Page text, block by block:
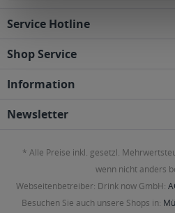
Service Hotline
Shop Service
Information
Newsletter
* Alle Preise inkl. gesetzl.
wenn nicht anders
Webseitenbetreiber: Drink now GmbH:
Besuchen Sie auch unsere Shops in: